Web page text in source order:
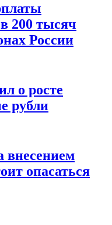
200 тысяч
России
о росте
рубли
внесением
опасаться